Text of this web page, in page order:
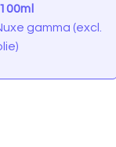
gamma (excl.